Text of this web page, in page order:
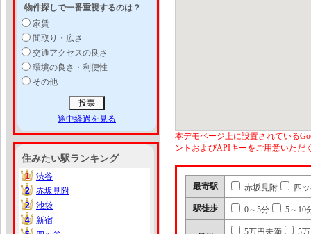
物件探しで一番重視するのは？
家賃
間取り・広さ
交通アクセスの良さ
環境の良さ・利便性
その他
途中経過を見る
住みたい駅ランキング
1
1
渋谷
2
2
赤坂見附
2
2
池袋
4
4
新宿
本デモページ上に設置されている
ントおよびAPIキーをご用意いただ
最寄駅 赤坂見附 四
駅徒歩 0～5分 5～10
5万円未満
5